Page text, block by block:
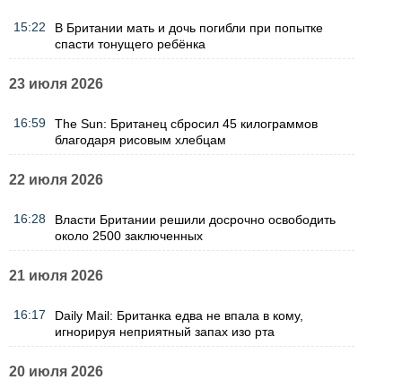
15:22
В Британии мать и дочь погибли при попытке
спасти тонущего ребёнка
23 июля 2026
16:59
The Sun: Британец сбросил 45 килограммов
благодаря рисовым хлебцам
22 июля 2026
16:28
Власти Британии решили досрочно освободить
около 2500 заключенных
21 июля 2026
16:17
Daily Mail: Британка едва не впала в кому,
игнорируя неприятный запах изо рта
20 июля 2026